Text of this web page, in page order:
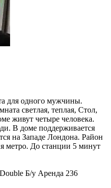
для одного мужчины.
светлая, теплая, Стол,
живут четыре человека.
В доме поддерживается
на Западе Лондона. Район
метро. До станции 5 минут
Б/у Аренда 236